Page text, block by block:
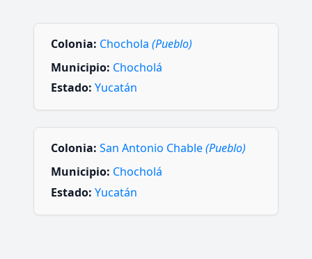
Colonia: Chochola (Pueblo)
Municipio: Chocholá
Estado: Yucatán
Colonia: San Antonio Chable(Pueblo)
Municipio: Chocholá
Estado: Yucatán